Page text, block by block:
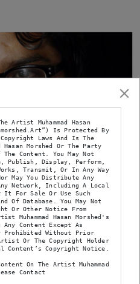
from
Artist Muhammad Hasan
Is Protected By
Laws And Is The
Morshed Or The Party
Content. You May Not
Publish, Display, Perform,
Transmit, Or In Any Way
May You Distribute Any
Network, Including A Local
For Sale Or Use Such
Of Database. You May Not
Or Other Notice From
Muhammad Hasan Morshed's
Content Except As
Prohibited Without Prior
Or The Copyright Holder
Copyright Notice.
On The Artist Muhammad